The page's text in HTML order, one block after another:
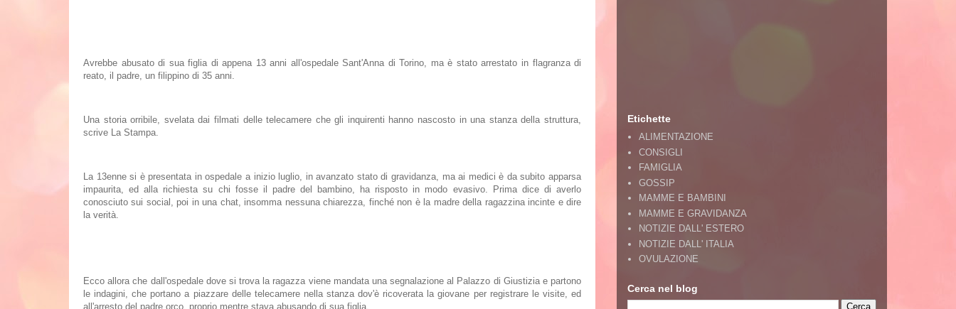
Avrebbe abusatodi sua figlia di appena 13 anni all'ospedaleSant'Anna diTorino, ma è stato arrestato in flagranza di
reato, il padre, un filippino di 35 anni.
Una storiaorribile, svelata dai filmati delle telecamere che gli inquirenti hanno nascosto in una stanza della struttura,
scrive La Stampa.
La 13enne si è presentata in ospedale a inizio luglio, in avanzato stato di gravidanza, ma ai medici è da subito apparsa
impaurita, ed alla richiesta su chi fosse il padre del bambino, ha risposto in modo evasivo. Prima dice di averlo
conosciuto sui social, poi in una chat, insomma nessuna chiarezza, finché non è la madre della ragazzina incinte e dire
la verità.
Ecco allora che dall'ospedale dove si trova la ragazza viene mandata una segnalazione al Palazzo di Giustizia e partono
le indagini, che portano a piazzare delle telecamere nella stanza dov'è ricoverata la giovane per registrare le visite, ed
all'arresto del padre orco, proprio mentre stava abusando di sua figlia.
Etichette
ALIMENTAZIONE
CONSIGLI
FAMIGLIA
GOSSIP
MAMME E BAMBINI
MAMME E GRAVIDANZA
NOTIZIE DALL' ESTERO
NOTIZIE DALL' ITALIA
OVULAZIONE
Cerca nel blog